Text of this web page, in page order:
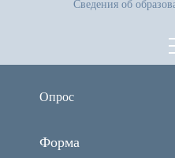
Сведения об
Опрос
Форма